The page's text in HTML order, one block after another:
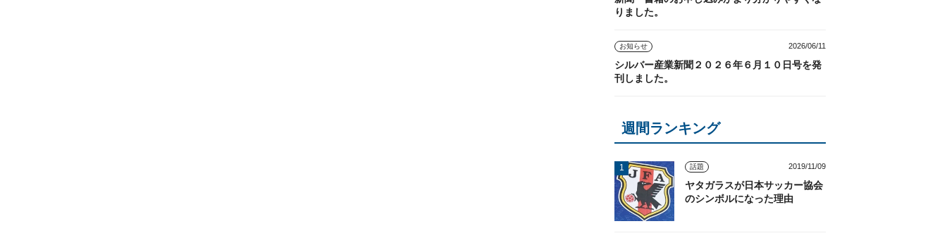
りました。
お知らせ 2026/06/11
シルバー産業新聞２０２６年６月１０日号を発
刊しました。
週間ランキング
話題 2019/11/09
ヤタガラスが日本サッカー協会
のシンボルになった理由